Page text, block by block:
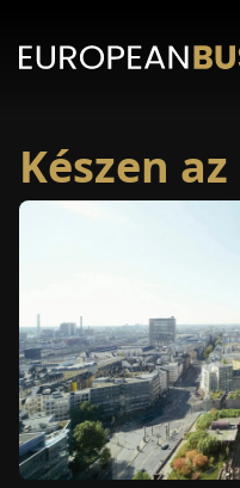
E-
PAPÍR
Készen